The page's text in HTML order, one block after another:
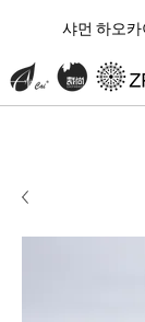
샤먼 하오